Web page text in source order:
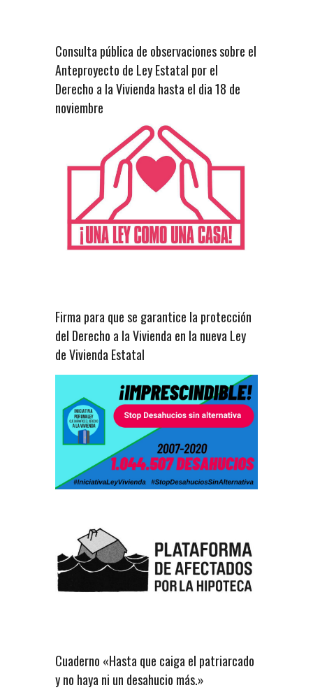
Consulta pública de observaciones sobre el
Anteproyecto de Ley Estatal por el
Derecho a la Vivienda hasta el dia 18 de
noviembre
Firma para que se garantice la protección
del Derecho a la Vivienda en la nueva Ley
de Vivienda Estatal
Cuaderno «Hasta que caiga el patriarcado
y no haya ni un desahucio más.»